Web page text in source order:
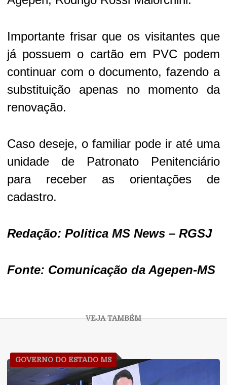
Importante frisar que os visitantes que
já possuem o cartão em PVC podem
continuar com o documento, fazendo a
substituição apenas no momento da
renovação.
Caso deseje, o familiar pode ir até uma
unidade de Patronato Penitenciário
para receber as orientações de
cadastro.
Redação: Politica MS News – RGSJ
Fonte: Comunicação da Agepen-MS
GOVERNO DO ESTADO MS